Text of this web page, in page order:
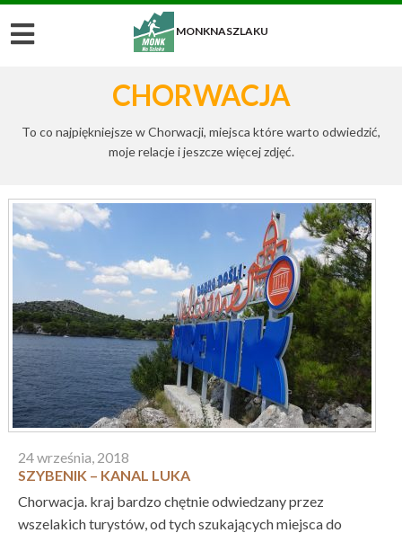
MONKNASZLAKU
CHORWACJA
To co najpiękniejsze w Chorwacji, miejsca które warto odwiedzić,
moje relacje i jeszcze więcej zdjęć.
24 września, 2018
SZYBENIK – KANAL LUKA
Chorwacja. kraj bardzo chętnie odwiedzany przez
wszelakich turystów, od tych szukających miejsca do